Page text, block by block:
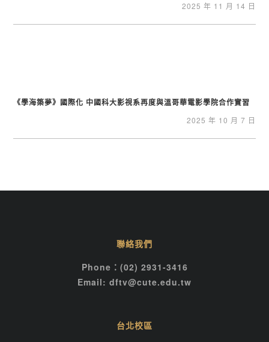
2025 年 11 月 14 日
《學海築夢》國際化 中國科大影視系再度與溫哥華電影學院合作實習
2025 年 10 月 7 日
聯絡我們
Phone：(02) 2931-3416
Email: dftv@cute.edu.tw
台北校區